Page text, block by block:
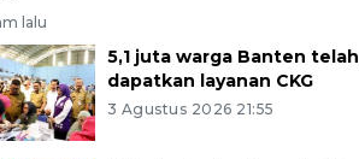
lalu
5,1 juta warga Banten telah
dapatkan layanan CKG
3 Agustus 2026 21:55